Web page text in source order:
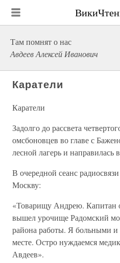
Там помнят о нас
Авдеев Алексей Иванович
Каратели
Каратели
Задолго до рассвета
омсбоновцев во главе с
лесной лагерь и направилась
В очередной сеанс
Москву:
«Товарищу Андрею. Капитан
вышел урочище Радомский
района работы. Я больными
месте. Остро нуждаемся
Авдеев».